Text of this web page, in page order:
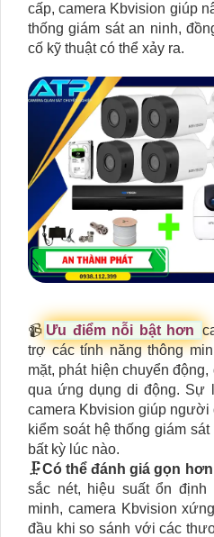
cấp, camera Kbvision giúp
thống giám sát an ninh,
cố kỹ thuật có thể xảy ra.
📹 Ưu điểm nỗi bật hơn
trợ các tính năng thông
mặt, phát hiện chuyển
qua ứng dụng di động. Sự
camera Kbvision giúp người
kiểm soát hệ thống giám
bất kỳ lúc nào.
🗜️Có thể đánh giá gọn hơn
sắc nét, hiệu suất ổn định
minh, camera Kbvision
đầu khi so sánh với các